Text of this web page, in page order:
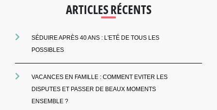
ARTICLES RÉCENTS
SÉDUIRE APRÈS 40 ANS : L'ETÉ DE TOUS LES
POSSIBLES
VACANCES EN FAMILLE : COMMENT EVITER LES
DISPUTES ET PASSER DE BEAUX MOMENTS
ENSEMBLE ?